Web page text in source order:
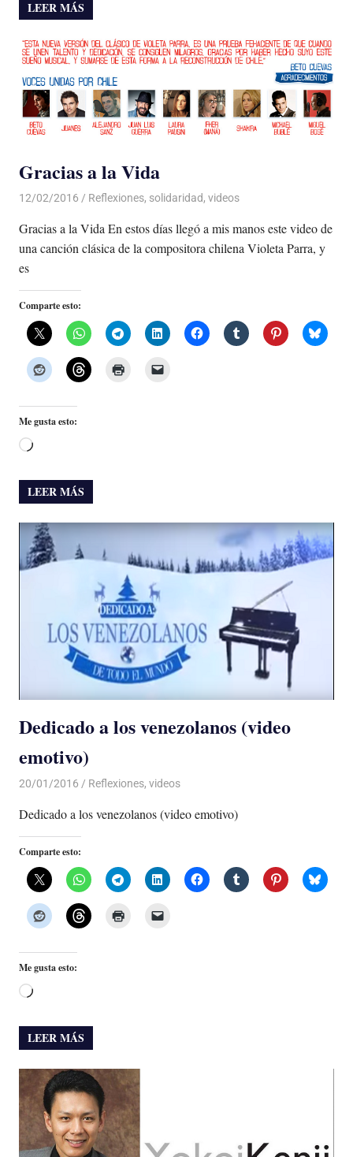
LEER MÁS
Gracias a la Vida
12/02/2016 Luis Castellanos
Reflexiones, solidaridad, videos
Gracias a la Vida En estos días llegó a mis manos este video de
una canción clásica de la compositora chilena Violeta Parra, y
es
Comparte esto:
Me gusta esto:
Cargando...
LEER MÁS
Dedicado a los venezolanos (video
emotivo)
20/01/2016 Luis Castellanos
Reflexiones, videos
Dedicado a los venezolanos (video emotivo)
Comparte esto:
Me gusta esto:
Cargando...
LEER MÁS